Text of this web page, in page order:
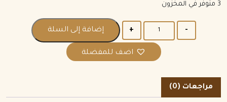
3 متوفر في المخزون
إضافة إلى السلة
اضف للمفضلة
مراجعات (0)